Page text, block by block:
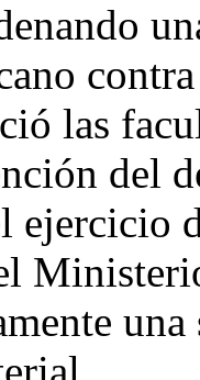
las
del
ejercicio